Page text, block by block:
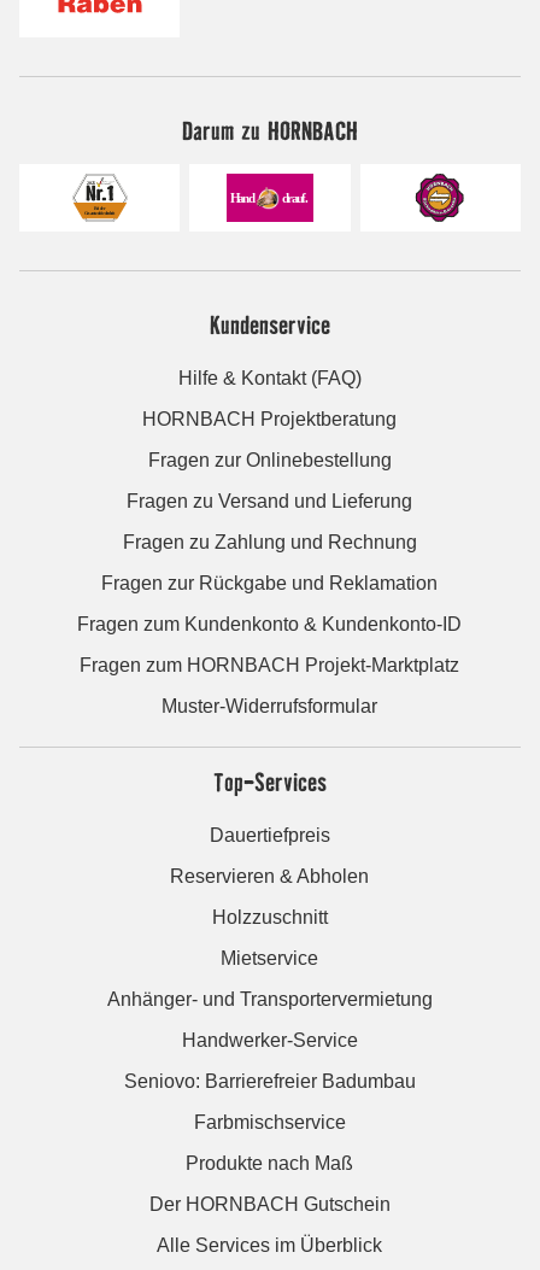
Darum zu HORNBACH
Kundenservice
Hilfe & Kontakt (FAQ)
HORNBACH Projektberatung
Fragen zur Onlinebestellung
Fragen zu Versand und Lieferung
Fragen zu Zahlung und Rechnung
Fragen zur Rückgabe und Reklamation
Fragen zum Kundenkonto & Kundenkonto-ID
Fragen zum HORNBACH Projekt-Marktplatz
Muster-Widerrufsformular
Top-Services
Dauertiefpreis
Reservieren & Abholen
Holzzuschnitt
Mietservice
Anhänger- und Transportervermietung
Handwerker-Service
Seniovo: Barrierefreier Badumbau
Farbmischservice
Produkte nach Maß
Der HORNBACH Gutschein
Alle Services im Überblick